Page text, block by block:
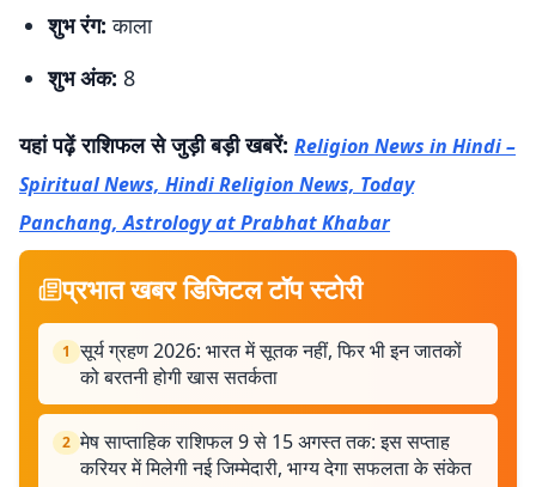
शुभ रंग: काला
शुभ अंक: 8
यहां पढ़ें राशिफल से जुड़ी बड़ी खबरें: Religion News in Hindi –
Spiritual News, Hindi Religion News, Today
Panchang, Astrology at Prabhat Khabar
प्रभात खबर डिजिटल टॉप स्टोरी
1 सूर्य ग्रहण 2026: भारत में सूतक नहीं, फिर भी इन जातकों
को बरतनी होगी खास सतर्कता
2 मेष साप्ताहिक राशिफल 9 से 15 अगस्त तक: इस सप्ताह
करियर में मिलेगी नई जिम्मेदारी, भाग्य देगा सफलता के संकेत